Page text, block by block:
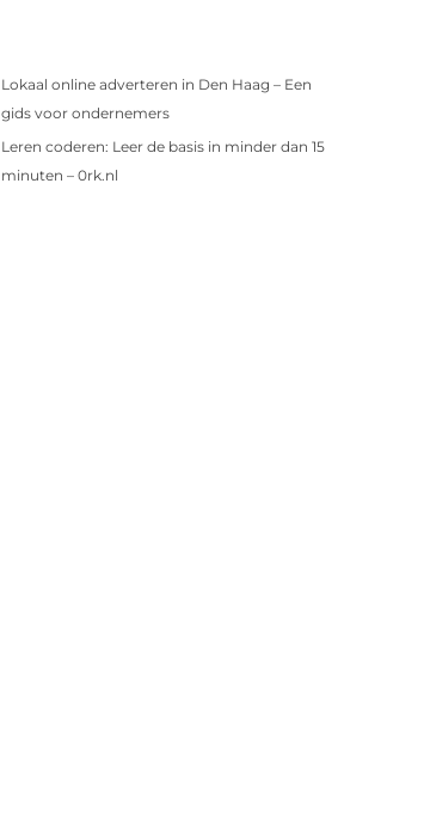
Lokaal online adverteren in Den Haag – Een
gids voor ondernemers
Leren coderen: Leer de basis in minder dan 15
minuten – 0rk.nl